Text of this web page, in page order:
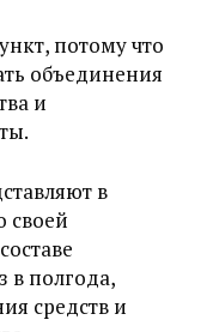
потому что
объединения
и
в
своей
в полгода,
средств и